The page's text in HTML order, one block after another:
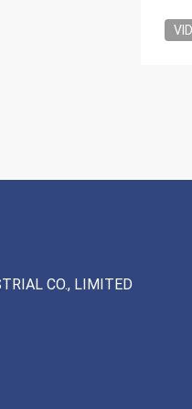
CO., LIMITED